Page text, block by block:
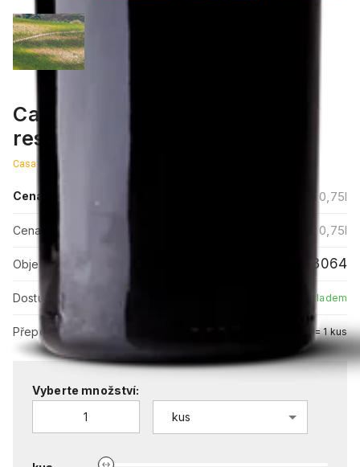
Casa Santos Lima Colossal
reserva
Casa Santos Lima
Cena vč. DPH 0,75l
Cena bez DPH: 0,75l
Objednací číslo: ZV8103064
Dostupnost: Skladem
Přepočet: 0,75l = 1 kus
Vyberte množství:
kus